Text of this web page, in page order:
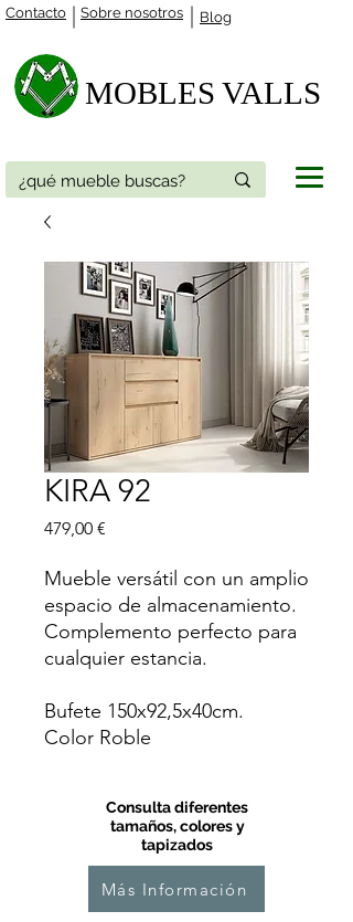
Contacto Blog
Sobre nosotros
MOBLES VALLS​
KIRA 92
479,00 €
Mueble versátil con un amplio
espacio de almacenamiento.
Complemento perfecto para
cualquier estancia.
Bufete 150x92,5x40cm.
Color Roble
Consulta diferentes
tamaños, colores y
tapizados
Más Información